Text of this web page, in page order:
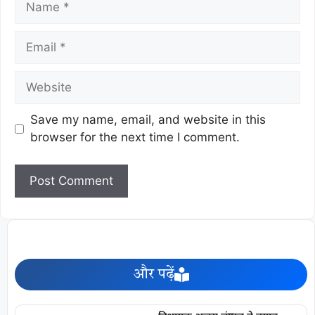
Save my name, email, and website in this
browser for the next time I comment.
और पढ़ें